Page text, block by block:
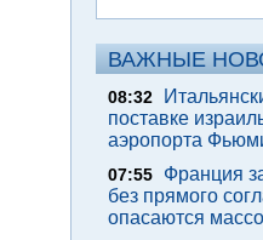
ВАЖНЫЕ
08:32
поставке
аэропорта
07:55
Франция
без прямого
опасаются